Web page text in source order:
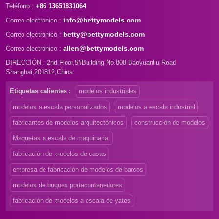
Teléfono : +86 13651831064
Correo electrónico : info@bettymodels.com
Correo electrónico : betty@bettymodels.com
Correo electrónico : allen@bettymodels.com
DIRECCIÓN : 2nd Floor,5#Building No.808 Baoyuanliu Road
Shanghai,201812,China
Etiquetas calientes : modelos industriales
modelos a escala personalizados modelos a escala industrial
fabricantes de modelos arquitectónicos construcción de modelos
Maquetas a escala de maquinaria.
fabricación de modelos de casas
empresa de fabricación de modelos de barcos
modelos de buques portacontenedores
fabricación de modelos a escala de yates